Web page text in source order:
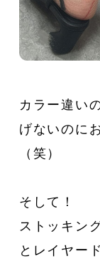
カラー違い
げないのに
（笑）
そして！
ストッキン
とレイヤー